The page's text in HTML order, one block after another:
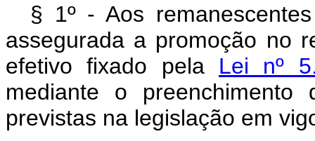
§ 1º - Aos
assegurada a promoção no
efetivo fixado pela Lei nº
mediante o
previstas na legislação em